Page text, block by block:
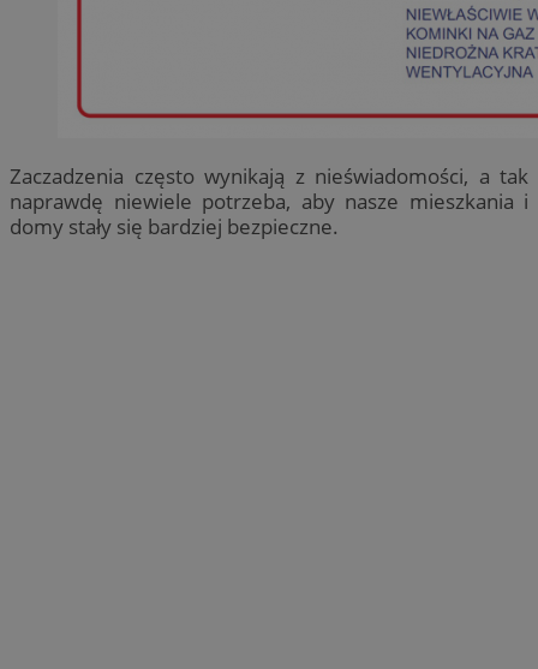
Zaczadzenia często wynikają z nieświadomości, a tak
naprawdę niewiele potrzeba, aby nasze mieszkania i
domy stały się bardziej bezpieczne.